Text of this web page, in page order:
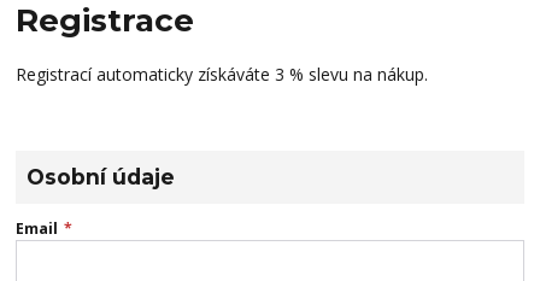
Registrace
Registrací automaticky získáváte 3 % slevu na nákup.
Osobní údaje
Email *